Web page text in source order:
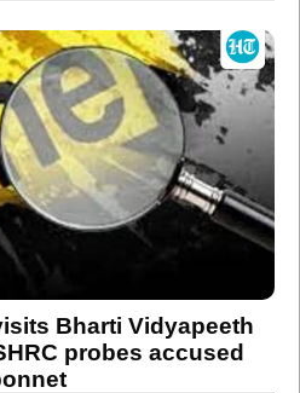
Bharti Vidyapeeth
probes accused